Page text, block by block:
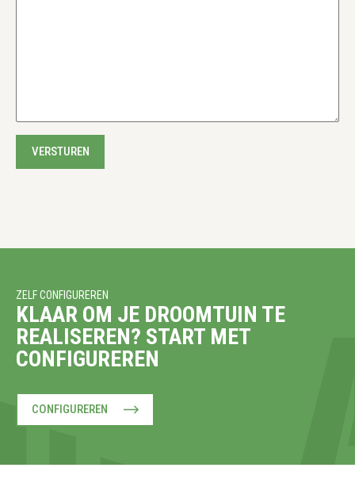
VERSTUREN
ZELF CONFIGUREREN
KLAAR OM JE DROOMTUIN TE
REALISEREN? START MET
CONFIGUREREN
CONFIGUREREN